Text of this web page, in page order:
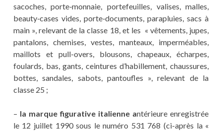
sacoches, porte‑monnaie, portefeuilles, valises, malles,
beauty‑cases vides, porte‑documents, parapluies, sacs à
main », relevant de la classe 18, et les « vêtements, jupes,
pantalons, chemises, vestes, manteaux, imperméables,
maillots et pull-overs, blousons, chapeaux, écharpes,
foulards, bas, gants, ceintures d’habillement, chaussures,
bottes, sandales, sabots, pantoufles », relevant de la
classe 25 ;
– la marque figurative italienne antérieure enregistrée
le 12 juillet 1990 sous le numéro 531 768 (ci-après la «